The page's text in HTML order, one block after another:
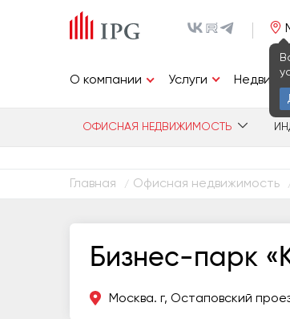
О компании Услуги
ОФИСНАЯ НЕДВИЖИМОСТЬ
Главная / Офисная недвижимость
Бизнес-парк
Москва. г, Остаповский